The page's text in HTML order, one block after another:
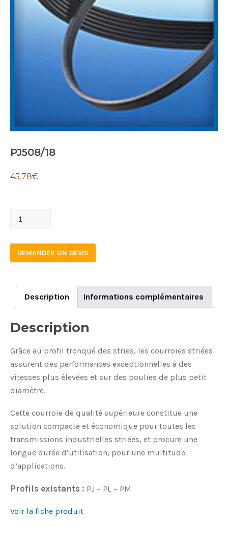
PJ508/18
45.78€
PJ508/18
DEMANDER UN DEVIS
Description Informations complémentaires
Description
Grâce au profil tronqué des stries, les courroies striées
assurent des performances exceptionnelles à des
vitesses plus élevées et sur des poulies de plus petit
diamètre.
Cette courroie de qualité supérieure constitue une
solution compacte et économique pour toutes les
transmissions industrielles striées, et procure une
longue durée d’utilisation, pour une multitude
d’applications.
Profils existants : PJ – PL – PM
Voir la fiche produit